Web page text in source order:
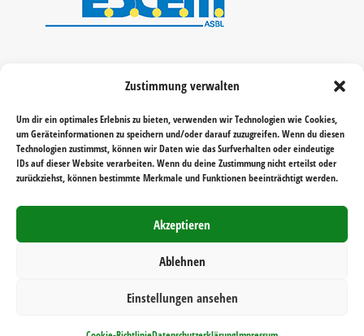
Zustimmung verwalten
Um dir ein optimales Erlebnis zu bieten, verwenden wir Technologien wie Cookies,
um Geräteinformationen zu speichern und/oder darauf zuzugreifen. Wenn du diesen
Technologien zustimmst, können wir Daten wie das Surfverhalten oder eindeutige
IDs auf dieser Website verarbeiten. Wenn du deine Zustimmung nicht erteilst oder
zurückziehst, können bestimmte Merkmale und Funktionen beeinträchtigt werden.
Akzeptieren
Ablehnen
Einstellungen ansehen